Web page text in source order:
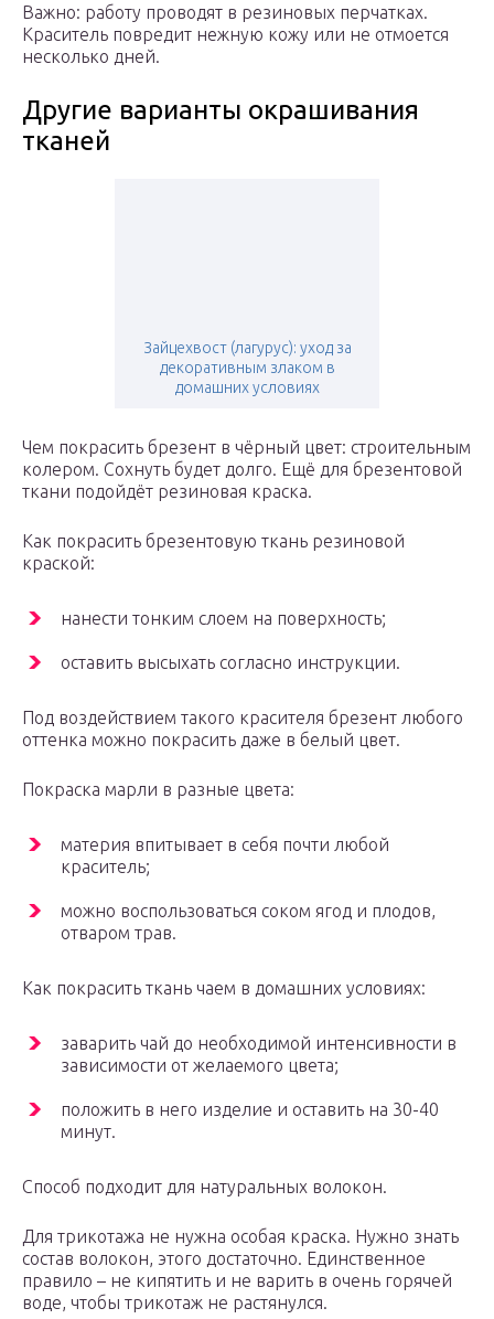
Важно: работу проводят в резиновых перчатках.
Краситель повредит нежную кожу или не отмоется
несколько дней.
Другие варианты окрашивания
тканей
Зайцехвост (лагурус): уход за
декоративным злаком в
домашних условиях
Чем покрасить брезент в чёрный цвет: строительным
колером. Сохнуть будет долго. Ещё для брезентовой
ткани подойдёт резиновая краска.
Как покрасить брезентовую ткань резиновой
краской:
нанести тонким слоем на поверхность;
оставить высыхать согласно инструкции.
Под воздействием такого красителя брезент любого
оттенка можно покрасить даже в белый цвет.
Покраска марли в разные цвета:
материя впитывает в себя почти любой
краситель;
можно воспользоваться соком ягод и плодов,
отваром трав.
Как покрасить ткань чаем в домашних условиях:
заварить чай до необходимой интенсивности в
зависимости от желаемого цвета;
положить в него изделие и оставить на 30-40
минут.
Способ подходит для натуральных волокон.
Для трикотажа не нужна особая краска. Нужно знать
состав волокон, этого достаточно. Единственное
правило – не кипятить и не варить в очень горячей
воде, чтобы трикотаж не растянулся.